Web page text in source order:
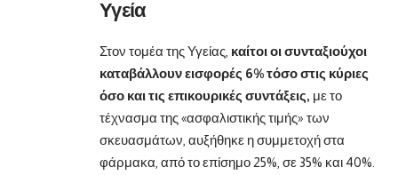
Υγεία
Στον τομέα της Υγείας, καίτοι οι συνταξιούχοι
καταβάλλουν εισφορές 6% τόσο στις κύριες
όσο και τις επικουρικές συντάξεις, με το
τέχνασμα της «ασφαλιστικής τιμής» των
σκευασμάτων, αυξήθηκε η συμμετοχή στα
φάρμακα, από το επίσημο 25%, σε 35% και 40%.